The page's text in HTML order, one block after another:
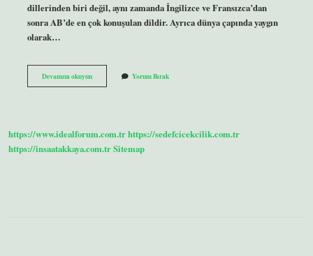
dillerinden biri değil, aynı zamanda İngilizce ve Fransızca’dan
sonra AB’de en çok konuşulan dildir. Ayrıca dünya çapında yaygın
olarak…
Devamını okuyunAlmanca
Çekimli
Yorum Bırak
https://www.idealforum.com.trhttps://sedefcicekcilik.com.tr
https://insaatakkaya.com.trSitemap